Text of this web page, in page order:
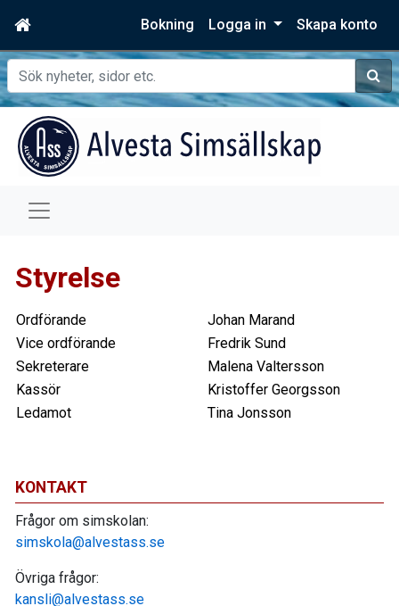
Bokning Logga in Skapa konto
Sök
Styrelse
Ordförande
Johan Marand
Vice ordförande
Fredrik Sund
Sekreterare
Malena Valtersson
Kassör
Kristoffer Georgsson
Ledamot
Tina Jonsson
KONTAKT
Frågor om simskolan:
simskola@alvestass.se
Övriga frågor:
kansli@alvestass.se